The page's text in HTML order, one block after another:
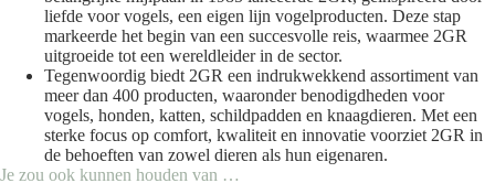
liefde voor vogels, een eigen lijn vogelproducten. Deze stap
markeerde het begin van een succesvolle reis, waarmee 2GR
uitgroeide tot een wereldleider in de sector.
Tegenwoordig biedt 2GR een indrukwekkend assortiment van
meer dan 400 producten, waaronder benodigdheden voor
vogels, honden, katten, schildpadden en knaagdieren. Met een
sterke focus op comfort, kwaliteit en innovatie voorziet 2GR in
de behoeften van zowel dieren als hun eigenaren.
Je zou ook kunnen houden van …